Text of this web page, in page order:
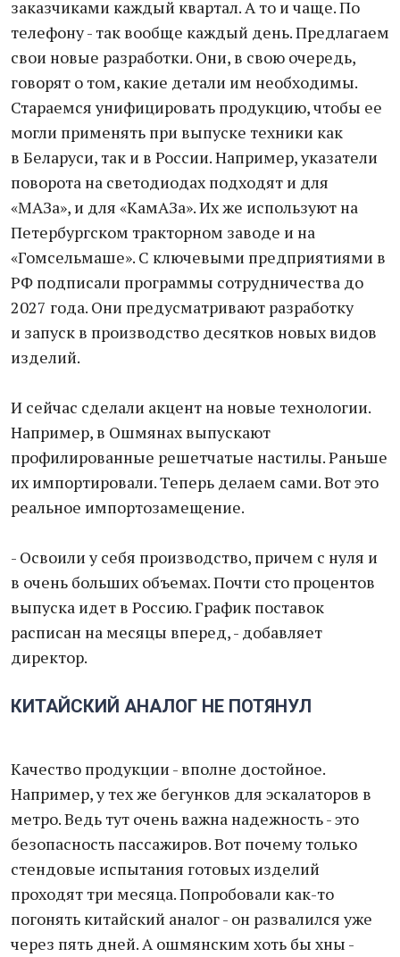
заказчиками каждый квартал. А то и чаще. По
телефону - так вообще каждый день. Предлагаем
свои новые разработки. Они, в свою очередь,
говорят о том, какие детали им необходимы.
Стараемся унифицировать продукцию, чтобы ее
могли применять при выпуске техники как
в Беларуси, так и в России. Например, указатели
поворота на светодиодах подходят и для
«МАЗа», и для «КамАЗа». Их же используют на
Петербургском тракторном заводе и на
«Гомсельмаше». С ключевыми предприятиями в
РФ подписали программы сотрудничества до
2027 года. Они предусматривают разработку
и запуск в производство десятков новых видов
изделий.
И сейчас сделали акцент на новые технологии.
Например, в Ошмянах выпускают
профилированные решетчатые настилы. Раньше
их импортировали. Теперь делаем сами. Вот это
реальное импортозамещение.
- Освоили у себя производство, причем с нуля и
в очень больших объемах. Почти сто процентов
выпуска идет в Россию. График поставок
расписан на месяцы вперед, - добавляет
директор.
КИТАЙСКИЙ АНАЛОГ НЕ ПОТЯНУЛ
Качество продукции - вполне достойное.
Например, у тех же бегунков для эскалаторов в
метро. Ведь тут очень важна надежность - это
безопасность пассажиров. Вот почему только
стендовые испытания готовых изделий
проходят три месяца. Попробовали как-то
погонять китайский аналог - он развалился уже
через пять дней. А ошмянским хоть бы хны -